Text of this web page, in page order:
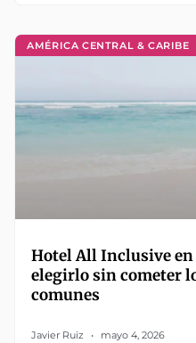
AMÉRICA CENTRAL & CARIBE
Hotel All Inclusive en
elegirlo sin cometer
comunes
Javier Ruiz mayo 4, 2026